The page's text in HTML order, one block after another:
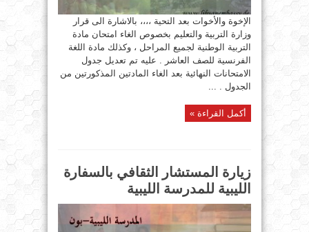
الإخوة والأخوات بعد التحية ،،،، بالاشارة الى قرار
وزارة التربية والتعليم بخصوص الغاء امتحان مادة
التربية الوطنية لجميع المراحل ، وكذلك مادة اللغة
الفرنسية للصف العاشر . عليه تم تعديل جدول
الامتحانات النهائية بعد الغاء المادتين المذكورتين من
الجدول . ...
أكمل القراءة »
زيارة المستشار الثقافي بالسفارة
الليبية للمدرسة الليبية